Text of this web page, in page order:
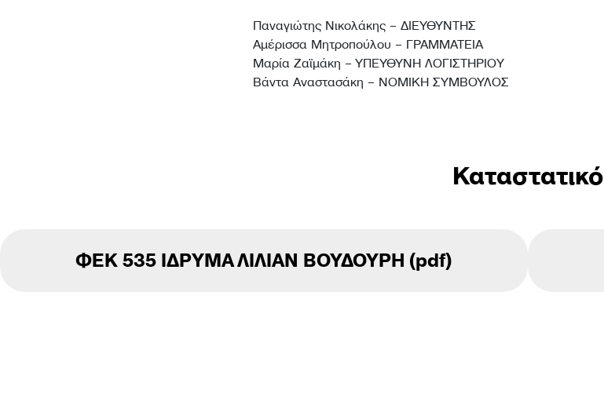
Παναγιώτης Νικολάκης – ΔΙΕΥΘΥΝΤΗΣ
Αμέρισσα Μητροπούλου – ΓΡΑΜΜΑΤΕΙΑ
Μαρία Ζαϊμάκη – ΥΠΕΥΘΥΝΗ ΛΟΓΙΣΤΗΡΙΟY
Βάντα Αναστασάκη – ΝΟΜΙΚΗ ΣΥΜΒΟΥΛΟΣ
Καταστατικό
ΦΕΚ 535 ΙΔΡΥΜΑ ΛΙΛΙΑΝ ΒΟΥΔΟΥΡΗ (pdf)